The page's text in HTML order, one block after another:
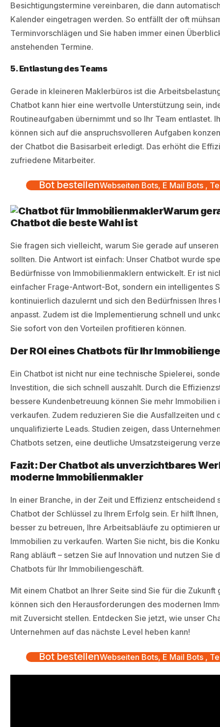
Besichtigungstermine vereinbaren, die dann
Kalender eingetragen werden. So entfällt der oft
Terminvorschlägen und Sie haben immer einen
anstehenden Termine.
5. Entlastung des Teams
Gerade in kleineren Maklerbüros ist die
Chatbot kann hier eine wertvolle Unterstützung sein,
Routineaufgaben übernimmt und so Ihr Team entlastet.
können sich auf die anspruchsvolleren Aufgaben
der Chatbot die Basisarbeit erledigt. Das erhöht die
zufriedene Mitarbeiter.
Bot bestellenWebseiten Bots, E Mail Bots ,
Warum
Chatbot die beste Wahl ist
Sie fragen sich vielleicht, warum Sie gerade auf
sollten. Die Antwort ist einfach: Unser Chatbot wurde
Bedürfnisse von Immobilienmaklern entwickelt. Er ist
einfacher Frage-Antwort-Bot, sondern ein intelligentes
kontinuierlich dazulernt und sich den Bedürfnissen Ihres
anpasst. Zudem ist die Implementierung schnell und
Sie sofort von den Vorteilen profitieren können.
Der ROI eines Chatbots für Ihr
Ein Chatbot ist nicht nur eine technische Spielerei,
Investition, die sich schnell auszahlt. Durch die
bessere Kundenbetreuung können Sie mehr Immobilien
verkaufen. Zudem reduzieren Sie die Ausfallzeiten und
unqualifizierte Leads. Studien zeigen, dass
Chatbots setzen, eine deutliche Umsatzsteigerung
Fazit: Der Chatbot als unverzichtbares
moderne Immobilienmakler
In einer Branche, in der Zeit und Effizienz entscheidend
Chatbot der Schlüssel zu Ihrem Erfolg sein. Er hilft
besser zu betreuen, Ihre Arbeitsabläufe zu optimieren
Immobilien zu verkaufen. Warten Sie nicht, bis die
Rang abläuft – setzen Sie auf Innovation und nutzen Sie
Chatbots für Ihr Immobiliengeschäft.
Mit einem Chatbot an Ihrer Seite sind Sie für die Zukunft
können sich den Herausforderungen des modernen
mit Zuversicht stellen. Entdecken Sie jetzt, wie unser
Unternehmen auf das nächste Level heben kann!
Bot bestellenWebseiten Bots, E Mail Bots ,